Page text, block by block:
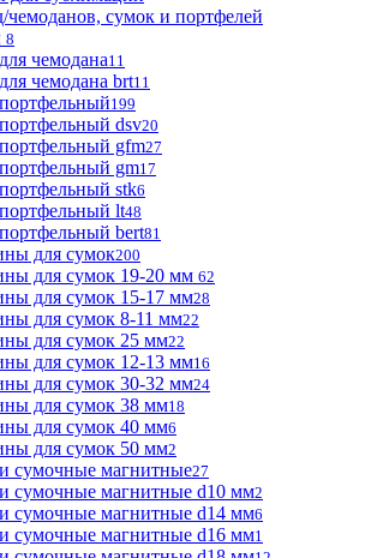
сумок и портфелей
8
чемодана11
чемодана brt11
199
dsv20
gfm27
gm17
stk6
lt48
bert81
для сумок200
для сумок 19-20 мм 62
для сумок 15-17 мм28
для сумок 8-11 мм22
для сумок 25 мм22
для сумок 12-13 мм16
для сумок 30-32 мм24
для сумок 38 мм18
для сумок 40 мм6
для сумок 50 мм2
сумочные магнитные27
сумочные магнитные d10 мм2
сумочные магнитные d14 мм6
сумочные магнитные d16 мм1